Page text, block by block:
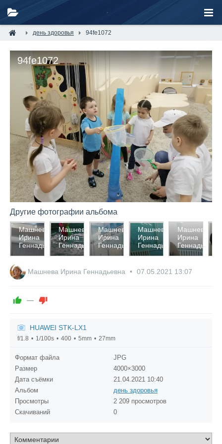
день здоровья 94fe1072
94fe1072
Другие фотографии альбома
2428
0
0
Машнева
Ирина
Геннадьевна
2349
0
0
Машнева
Ирина
Геннадьевна
2492
0
0
Машнева
Ирина
Геннадьевна
2281
0
0
Машнева
Ирина
Геннадьевна
2213
0
0
Машнева
Ирина
Геннадьевна
Машнева Ирина Геннадьевна 07.05.2021 13:07
—
HUAWEI STK-LX1
f/1.8 1/100s 400 5mm 27mm
Формат файла
JPG
Размер
4000×3000
Дата съёмки
21.04.2021 10:40
Альбом
день здоровья
Просмотры
2 209 просмотров
Скачиваний
0